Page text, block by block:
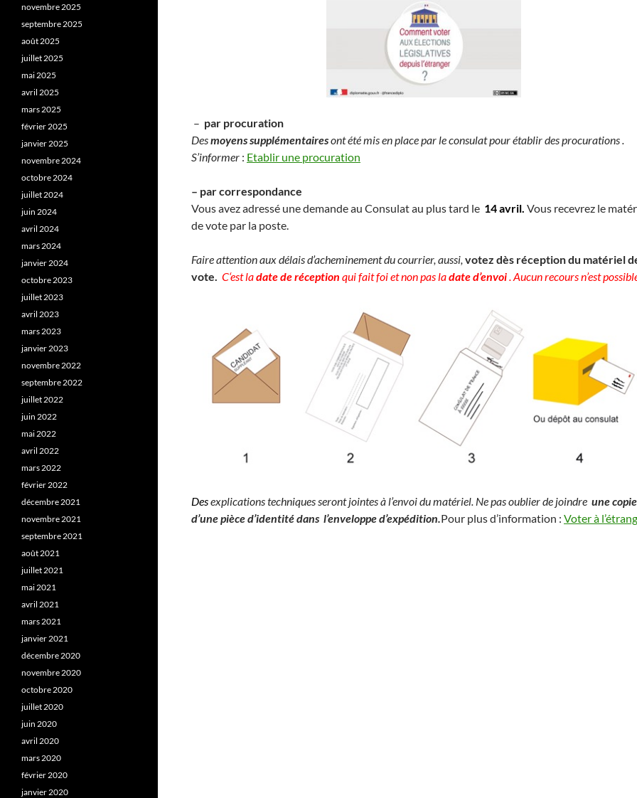
– par procuration
Desmoyens supplémentairesont été mis en place par le consulat pour établir des procurations .
S’informer : Etablir une procuration
– par correspondance
Vous avez adressé une demande au Consulat au plus tard le 14 avril. Vous recevrez le
de vote par la poste.
Faire attention aux délais d’acheminement du courrier, aussi, votez dès réception du matériel
vote. C‘est ladate de réception qui fait foi et non pas ladate d’envoi. Aucun recours n’est
Desexplications techniques seront jointes à l’envoi du matériel. Ne pas oublier de joindre unecopie
d’unepièced’identitédans l’enveloppe d’expédition.Pour plus d’information : Voter à
novembre 2025
septembre 2025
août 2025
juillet 2025
mai 2025
avril 2025
mars 2025
février 2025
janvier 2025
novembre 2024
octobre 2024
juillet 2024
juin 2024
avril 2024
mars 2024
janvier 2024
octobre 2023
juillet 2023
avril 2023
mars 2023
janvier 2023
novembre 2022
septembre 2022
juillet 2022
juin 2022
mai 2022
avril 2022
mars 2022
février 2022
décembre 2021
novembre 2021
septembre 2021
août 2021
juillet 2021
mai 2021
avril 2021
mars 2021
janvier 2021
décembre 2020
novembre 2020
octobre 2020
juillet 2020
juin 2020
avril 2020
mars 2020
février 2020
janvier 2020